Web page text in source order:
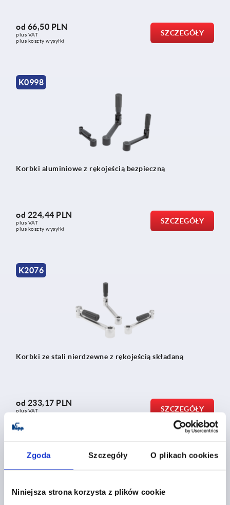
Zgoda Szczegóły O plikach cookies
Niniejsza strona korzysta z plików cookie
od 66,50 PLN
plus VAT
plus koszty wysyłki
SZCZEGÓŁY
K0998
Korbki aluminiowe z rękojeścią bezpieczną
od 224,44 PLN
plus VAT
plus koszty wysyłki
SZCZEGÓŁY
K2076
Korbki ze stali nierdzewne z rękojeścią składaną
od 233,17 PLN
plus VAT
SZCZEGÓŁY
K2075